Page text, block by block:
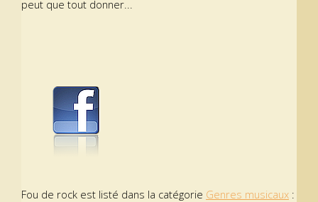
peut que tout donner...
Fou de rock est listé dans la catégorie Genres musicaux :